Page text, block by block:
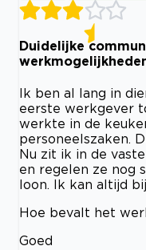
Duidelijke
Ik ben al lang in
eerste werkgever
werkte in de
personeelszaken.
Nu zit ik in de
en regelen ze nog
loon. Ik kan altijd
Hoe bevalt het
Goed